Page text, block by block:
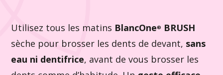
Utilisez tous les matins BlancOne®
BRUSH
sèche pour brosser les dents de devant, sans
eau ni dentifrice, avant de vous brosser les